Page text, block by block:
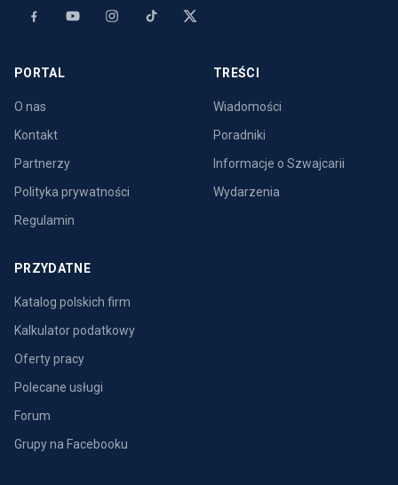
PORTAL
O nas
Kontakt
Partnerzy
Polityka prywatności
Regulamin
TREŚCI
Wiadomości
Poradniki
Informacje o Szwajcarii
Wydarzenia
PRZYDATNE
Katalog polskich firm
Kalkulator podatkowy
Oferty pracy
Polecane usługi
Forum
Grupy na Facebooku